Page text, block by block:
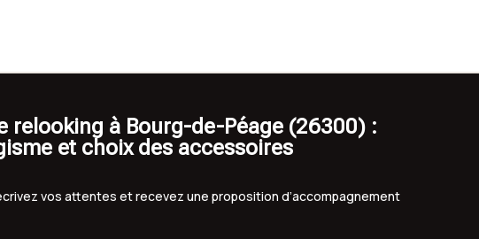
relooking à Bourg-de-Péage (26300) :
et choix des accessoires
vos attentes et recevez une proposition d’accompagnement